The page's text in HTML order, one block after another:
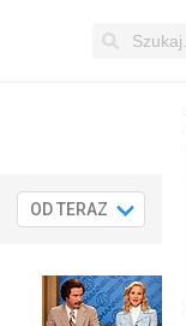
OD TERAZ
14.08 So